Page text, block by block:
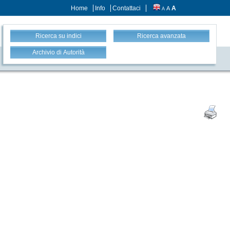
Home Info Contattaci A A A
Ricerca su indici Ricerca avanzata
Archivio di Autorità